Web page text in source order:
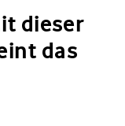
dieser
das